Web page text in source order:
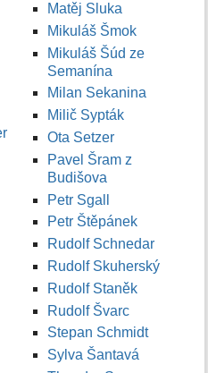
Matěj Sluka
Mikuláš Šmok
Mikuláš Šúd ze
Semanína
Milan Sekanina
Milič Sypták
Ota Setzer
Pavel Šram z
Budišova
Petr Sgall
Petr Štěpánek
Rudolf Schnedar
Rudolf Skuherský
Rudolf Staněk
Rudolf Švarc
Stepan Schmidt
Sylva Šantavá